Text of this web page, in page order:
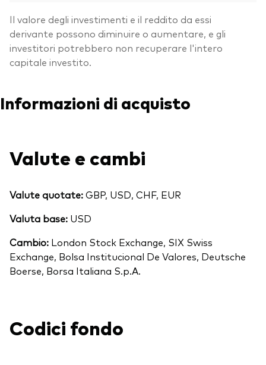
Il valore degli investimenti e il reddito da essi
derivante possono diminuire o aumentare, e gli
investitori potrebbero non recuperare l'intero
capitale investito.
Informazioni di acquisto
Valute e cambi
Valute quotate:GBP, USD, CHF, EUR
Valuta base: USD
Cambio: London Stock Exchange, SIX Swiss
Exchange, Bolsa Institucional De Valores, Deutsche
Boerse, Borsa Italiana S.p.A.
Codici fondo